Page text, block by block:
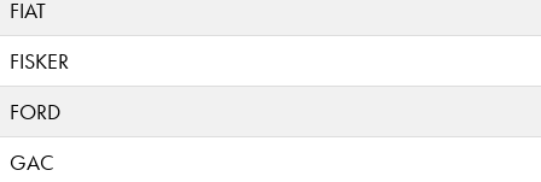
FIAT
FISKER
FORD
GAC